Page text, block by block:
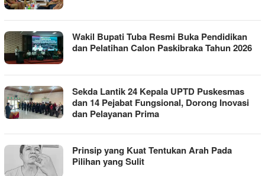
Wakil Bupati Tuba Resmi Buka Pendidikan
dan Pelatihan Calon Paskibraka Tahun 2026
‎Sekda Lantik 24 Kepala UPTD Puskesmas
dan 14 Pejabat Fungsional, Dorong Inovasi
dan Pelayanan Prima ‎
Prinsip yang Kuat Tentukan Arah Pada
Pilihan yang Sulit